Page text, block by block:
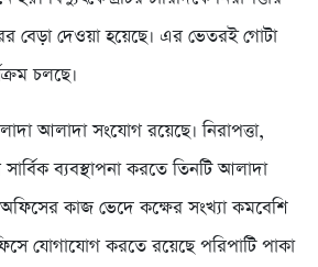
বেড়া দেওয়া হয়েছে। এর ভেতরই গোটা
চলছে।
আলাদা সংযোগ রয়েছে। নিরাপত্তা,
ব্যবস্থাপনা করতে তিনটি আলাদা
কাজ ভেদে কক্ষের সংখ্যা কমবেশি
যোগাযোগ করতে রয়েছে পরিপাটি পাকা